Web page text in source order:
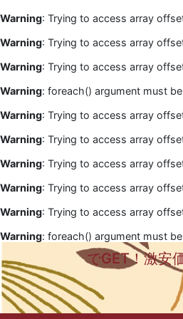
Warning: Trying to access array
Warning: Trying to access array
Warning: Trying to access array
Warning: foreach() argument must
Warning: Trying to access array
Warning: Trying to access array
Warning: Trying to access array
Warning: Trying to access array
Warning: Trying to access array
Warning: foreach() argument must
でGET！激安